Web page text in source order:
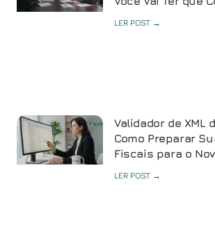
LER POST →
Validador de XML
Como Preparar
Fiscais para o
LER POST →